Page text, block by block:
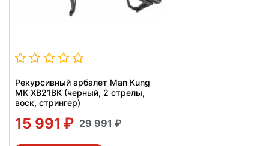
Рекурсивный арбалет Man Kung
MK XB21BK (черный, 2 стрелы,
воск, стрингер)
15 991 29 991